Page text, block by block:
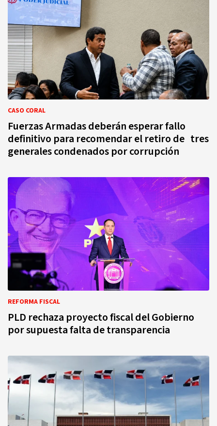
CASO CORAL
Fuerzas Armadas deberán esperar fallo
definitivo para recomendar el retiro de tres
generales condenados por corrupción
REFORMA FISCAL
PLD rechaza proyecto fiscal del Gobierno
por supuesta falta de transparencia